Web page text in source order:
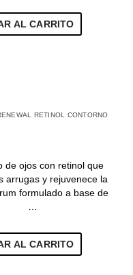
AL CARRITO
RETINOL CONTORNO
de ojos con retinol que
arrugas y rejuvenece la
formulado a base de
AL CARRITO